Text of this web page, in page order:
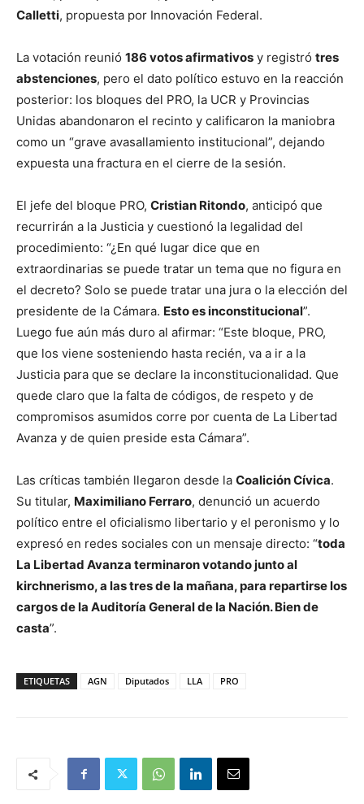
Calletti, propuesta por Innovación Federal.
La votación reunió 186 votos afirmativos y registró tres
abstenciones, pero el dato político estuvo en la reacción
posterior: los bloques del PRO, la UCR y Provincias
Unidas abandonaron el recinto y calificaron la maniobra
como un “grave avasallamiento institucional”, dejando
expuesta una fractura en el cierre de la sesión.
El jefe del bloque PRO, Cristian Ritondo, anticipó que
recurrirán a la Justicia y cuestionó la legalidad del
procedimiento: “¿En qué lugar dice que en
extraordinarias se puede tratar un tema que no figura en
el decreto? Solo se puede tratar una jura o la elección del
presidente de la Cámara. Esto es inconstitucional”.
Luego fue aún más duro al afirmar: “Este bloque, PRO,
que los viene sosteniendo hasta recién, va a ir a la
Justicia para que se declare la inconstitucionalidad. Que
quede claro que la falta de códigos, de respeto y de
compromisos asumidos corre por cuenta de La Libertad
Avanza y de quien preside esta Cámara”.
Las críticas también llegaron desde la Coalición Cívica.
Su titular, Maximiliano Ferraro, denunció un acuerdo
político entre el oficialismo libertario y el peronismo y lo
expresó en redes sociales con un mensaje directo: “toda
La Libertad Avanza terminaron votando junto al
kirchnerismo, a las tres de la mañana, para repartirse los
cargos de la Auditoría General de la Nación. Bien de
casta”.
ETIQUETAS AGN Diputados LLA PRO